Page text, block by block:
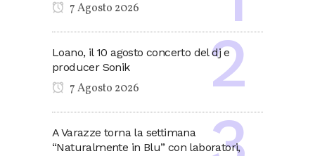
7 Agosto 2026
Loano, il 10 agosto concerto del dj e
producer Sonik
7 Agosto 2026
A Varazze torna la settimana
“Naturalmente in Blu” con laboratori,